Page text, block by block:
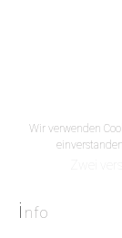
Zwei
Wir verwenden
i